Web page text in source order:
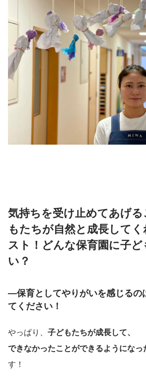
気持ちを受け止めてあげ
もたちが自然と成長して
スト！どんな保育園に子
い？
―保育としてやりがいを感じるの
てください！
やっぱり、 子どもたちが成長して、
できなかったことができるようになっ
す！